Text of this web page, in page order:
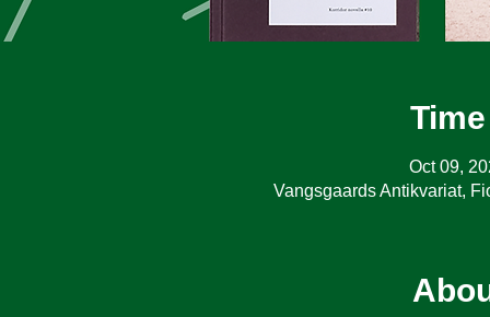
Oct 09,
Vangsgaards Antikvariat,